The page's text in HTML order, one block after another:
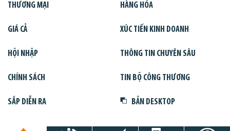
THƯƠNG MẠI HÀNG HÓA
GIÁ CẢ XÚC TIẾN KINH DOANH
HỘI NHẬP THÔNG TIN CHUYÊN SÂU
CHÍNH SÁCH TIN BỘ CÔNG THƯƠNG
SẮP DIỄN RA BẢN DESKTOP